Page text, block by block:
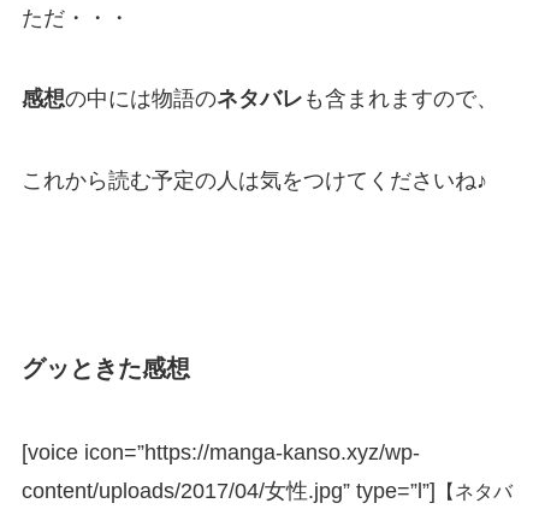
ただ・・・
感想の中には物語のネタバレ も含まれますので、
これから読む予定の人は気をつけてくださいね♪
グッときた感想
[voice icon=”https://manga-kanso.xyz/wp-
content/uploads/2017/04/女性.jpg” type=”l”] 【ネタバ